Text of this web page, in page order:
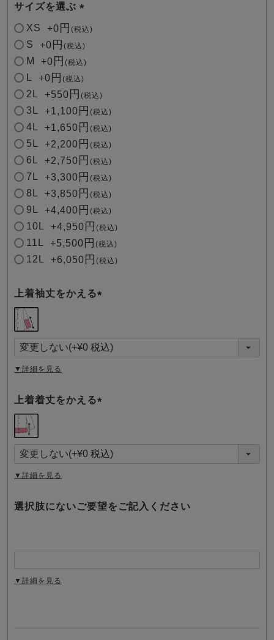
サイズを選ぶ
(
)
XS +0 税込
S +0 税込
M +0 税込
+0 税込
2L +550 税込
3L +1,100 税込
4L +1,650 税込
5L +2,200 税込
6L +2,750 税込
7L +3,300 税込
8L +3,850 税込
9L +4,400 税込
10L +4,950 税込
11L +5,500 税込
12L +6,050 税込
上着袖丈をかえる
須
)
▼詳細を見る
上着着丈をかえる
須
)
▼詳細を見る
選択肢にないご要望をご記入ください
▼詳細を見る